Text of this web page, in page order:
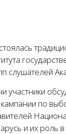
слушателей
участники
по
и их роль